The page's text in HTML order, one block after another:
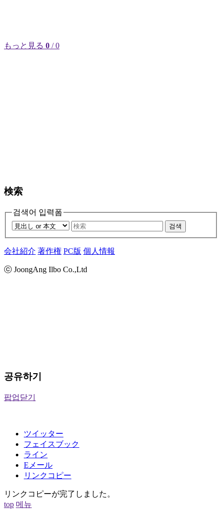
もっと見る 0 / 0
検索
검색어 입력폼
검색
会社紹介 著作権 PC版 個人情報
ⓒ JoongAng Ilbo Co.,Ltd
공유하기
팝업닫기
ツイッター
フェイスブック
ライン
Eメール
リンクコピー
リンクコピーが完了しました。
top 메뉴